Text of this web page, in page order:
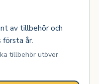
av tillbehör och
första år.
tillbehör utöver